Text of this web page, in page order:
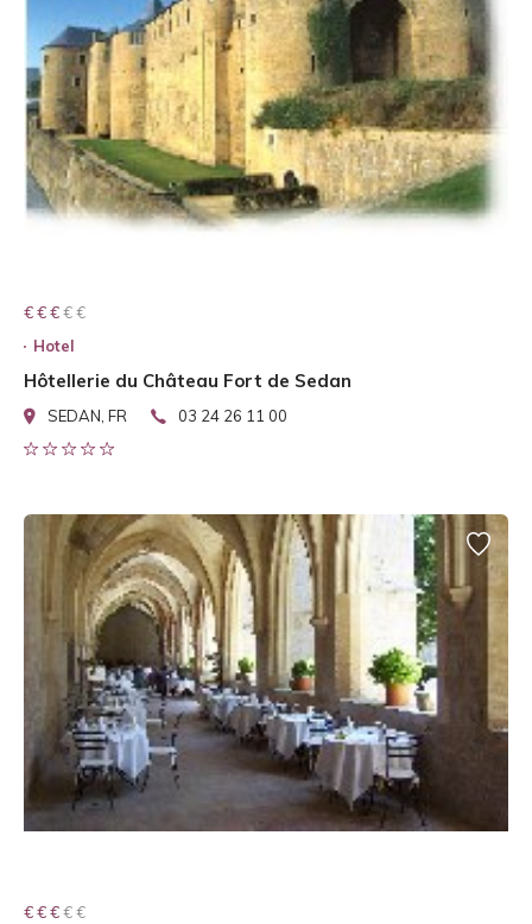
€ € € € €
€ € €
Hotel
Hôtellerie du Château Fort de Sedan
SEDAN, FR 03 24 26 11 00
€ € € € €
€ € €